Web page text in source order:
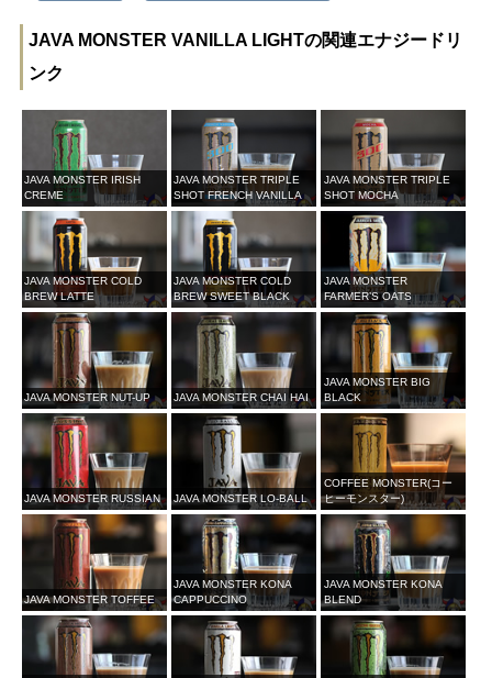
JAVA MONSTER VANILLA LIGHTの関連エナジードリ
ンク
JAVA MONSTER IRISH
CREME
JAVA MONSTER TRIPLE
SHOT FRENCH VANILLA
JAVA MONSTER TRIPLE
SHOT MOCHA
JAVA MONSTER COLD
BREW LATTE
JAVA MONSTER COLD
BREW SWEET BLACK
JAVA MONSTER
FARMER’S OATS
JAVA MONSTER NUT-UP JAVA MONSTER CHAI HAI
JAVA MONSTER BIG
BLACK
JAVA MONSTER RUSSIAN JAVA MONSTER LO-BALL
COFFEE MONSTER(コー
ヒーモンスター)
JAVA MONSTER TOFFEE
JAVA MONSTER KONA
CAPPUCCINO
JAVA MONSTER KONA
BLEND